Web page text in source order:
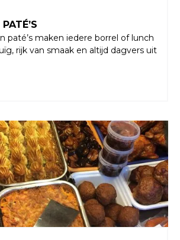
paté’s maken iedere borrel of lunch
rijk van smaak en altijd dagvers uit